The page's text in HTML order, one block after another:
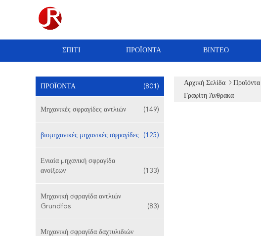
ΣΠΊΤΙ ΠΡΟΪΌΝΤΑ ΒΊΝΤΕΟ
ΠΡΟΪΌΝΤΑ (801)
Μηχανικές σφραγίδες αντλιών (149)
βιομηχανικές μηχανικές σφραγίδες (125)
Ενιαία μηχανική σφραγίδα
ανοίξεων
(133)
Μηχανική σφραγίδα αντλιών
Grundfos
(83)
Μηχανική σφραγίδα δαχτυλιδιών
Αρχική Σελίδα Προϊόντα
Γραφίτη Άνθρακα